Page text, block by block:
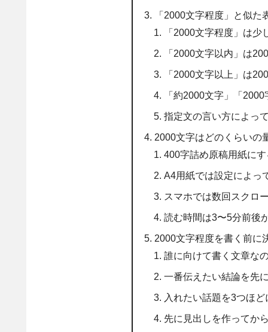
「2000文字程度」と似た
「2000文字程度」は少
「2000文字以内」は
「2000文字以上」は
「約2000文字」「
指定文の言い方によっ
2000文字はどのくらいの
400字詰め原稿用紙に
A4用紙では設定によっ
スマホでは数回スクロ
読む時間は3〜5分前後
2000文字程度を書く前に
誰に向けて書く文章な
一番伝えたい結論を先
入れたい話題を3つほど
先に見出しを作ってか